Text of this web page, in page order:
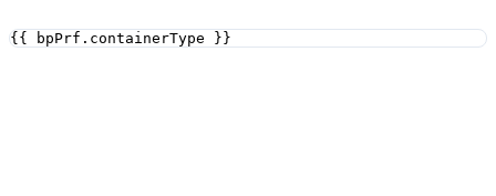
{{ bpPrf.containerType }}